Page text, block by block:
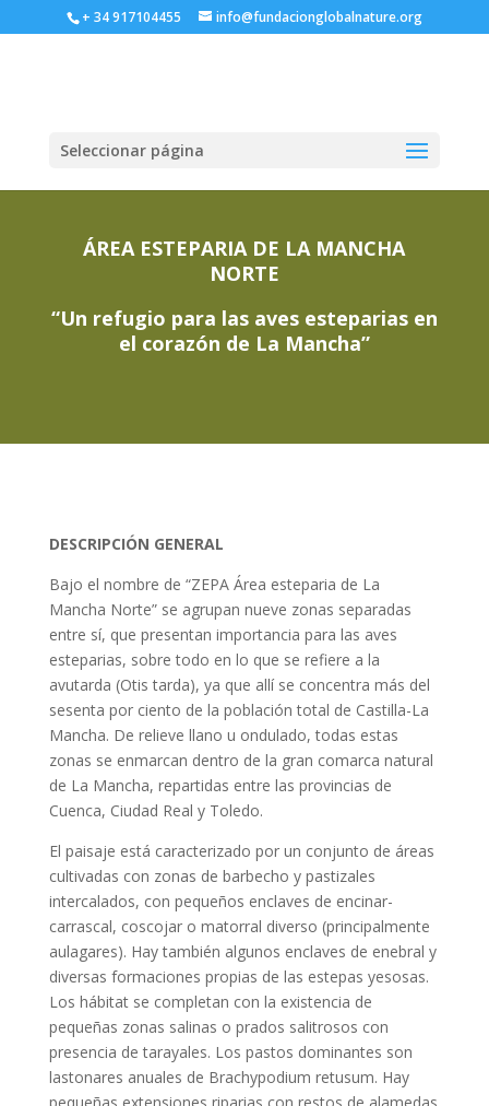
+ 34 917104455 info@fundacionglobalnature.org
Seleccionar página
ÁREA ESTEPARIA DE LA MANCHA
NORTE
“Un refugio para las aves esteparias en
el corazón de La Mancha”
DESCRIPCIÓN GENERAL
Bajo el nombre de “ZEPA Área esteparia de La
Mancha Norte” se agrupan nueve zonas separadas
entre sí, que presentan importancia para las aves
esteparias, sobre todo en lo que se refiere a la
avutarda (Otis tarda), ya que allí se concentra más del
sesenta por ciento de la población total de Castilla-La
Mancha. De relieve llano u ondulado, todas estas
zonas se enmarcan dentro de la gran comarca natural
de La Mancha, repartidas entre las provincias de
Cuenca, Ciudad Real y Toledo.
El paisaje está caracterizado por un conjunto de áreas
cultivadas con zonas de barbecho y pastizales
intercalados, con pequeños enclaves de encinar-
carrascal, coscojar o matorral diverso (principalmente
aulagares). Hay también algunos enclaves de enebral y
diversas formaciones propias de las estepas yesosas.
Los hábitat se completan con la existencia de
pequeñas zonas salinas o prados salitrosos con
presencia de tarayales. Los pastos dominantes son
lastonares anuales de Brachypodium retusum. Hay